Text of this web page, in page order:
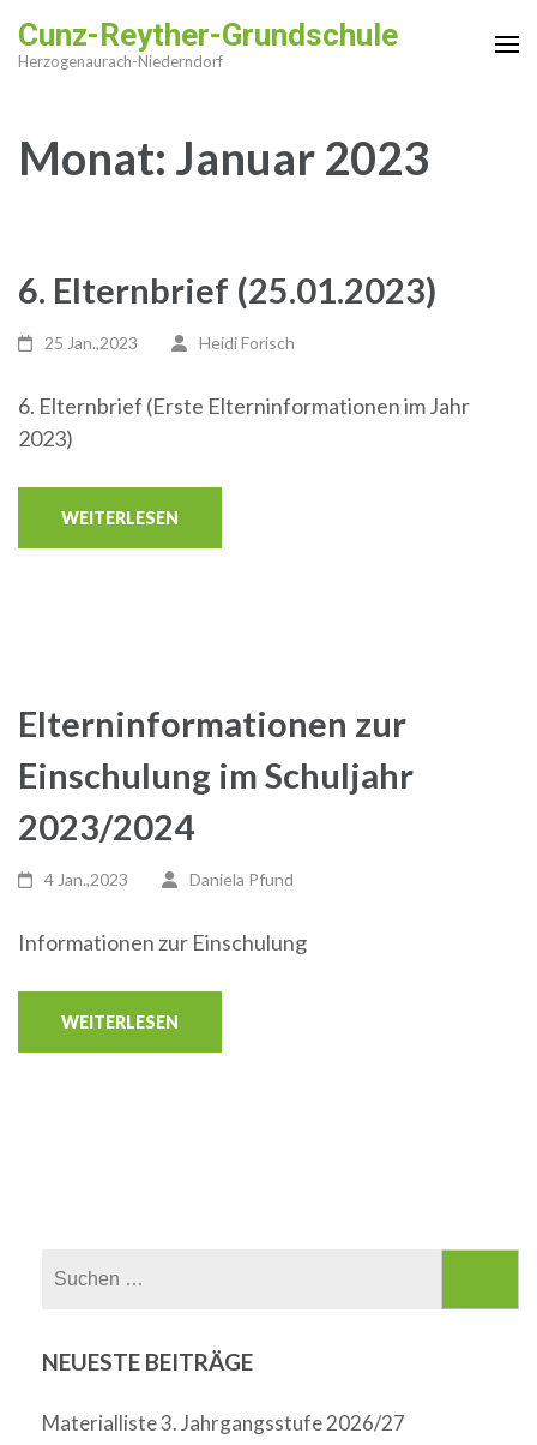
Inhalt
drücken)
Cunz-Reyther-Grundschule
Herzogenaurach-Niederndorf
Monat: Januar 2023
6. Elternbrief (25.01.2023)
25 Jan.,2023 Heidi Forisch
6. Elternbrief (Erste Elterninformationen im Jahr
2023)
WEITERLESEN
Elterninformationen zur
Einschulung im Schuljahr
2023/2024
4 Jan.,2023 Daniela Pfund
Informationen zur Einschulung
WEITERLESEN
NEUESTE BEITRÄGE
Materialliste 3. Jahrgangsstufe 2026/27